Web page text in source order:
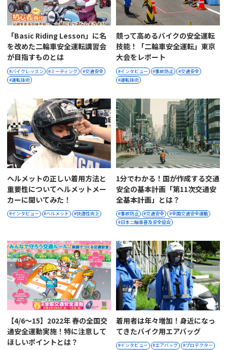
「Basic Riding Lesson」に名
を改めた二輪車安全運転講習会
が目指すものとは
バイクレッスン ミーティング
交通安全
運転技術
競って高めるバイクの安全運転
技能！「二輪車安全運転」東京
大会をレポート
インタビュー 事故防止
交通安全
運転技術
ヘルメットの正しい着用方法と
重要性についてヘルメットメー
カーに聞いてみた！
インタビュー ヘルメット 快適性向上
1分でわかる！国が作成する交通
安全の基本計画「第11次交通安
全基本計画」とは？
事故防止 交通安全
全国交通安全運動
日本二輪車普及安全協会
【4/6〜15】2022年 春の全国交
通安全運動実施！特に注意して
ほしいポイントとは？
着用者は年々増加！身近になっ
てきたバイク用エアバッグ
インタビュー エアバッグ
プロテクター